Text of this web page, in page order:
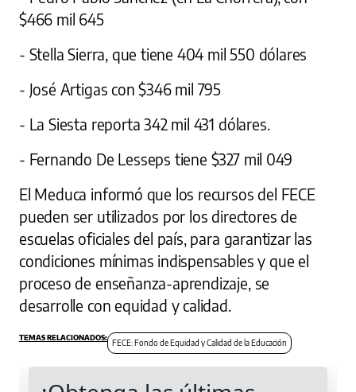
$466 mil 645
- Stella Sierra, que tiene 404 mil 550 dólares
- José Artigas con $346 mil 795
- La Siesta reporta 342 mil 431 dólares.
- Fernando De Lesseps tiene $327 mil 049
El Meduca informó que los recursos del FECE
pueden ser utilizados por los directores de
escuelas oficiales del país, para garantizar las
condiciones mínimas indispensables y que el
proceso de enseñanza-aprendizaje, se
desarrolle con equidad y calidad.
FECE: Fondo de Equidad y Calidad de la Educación